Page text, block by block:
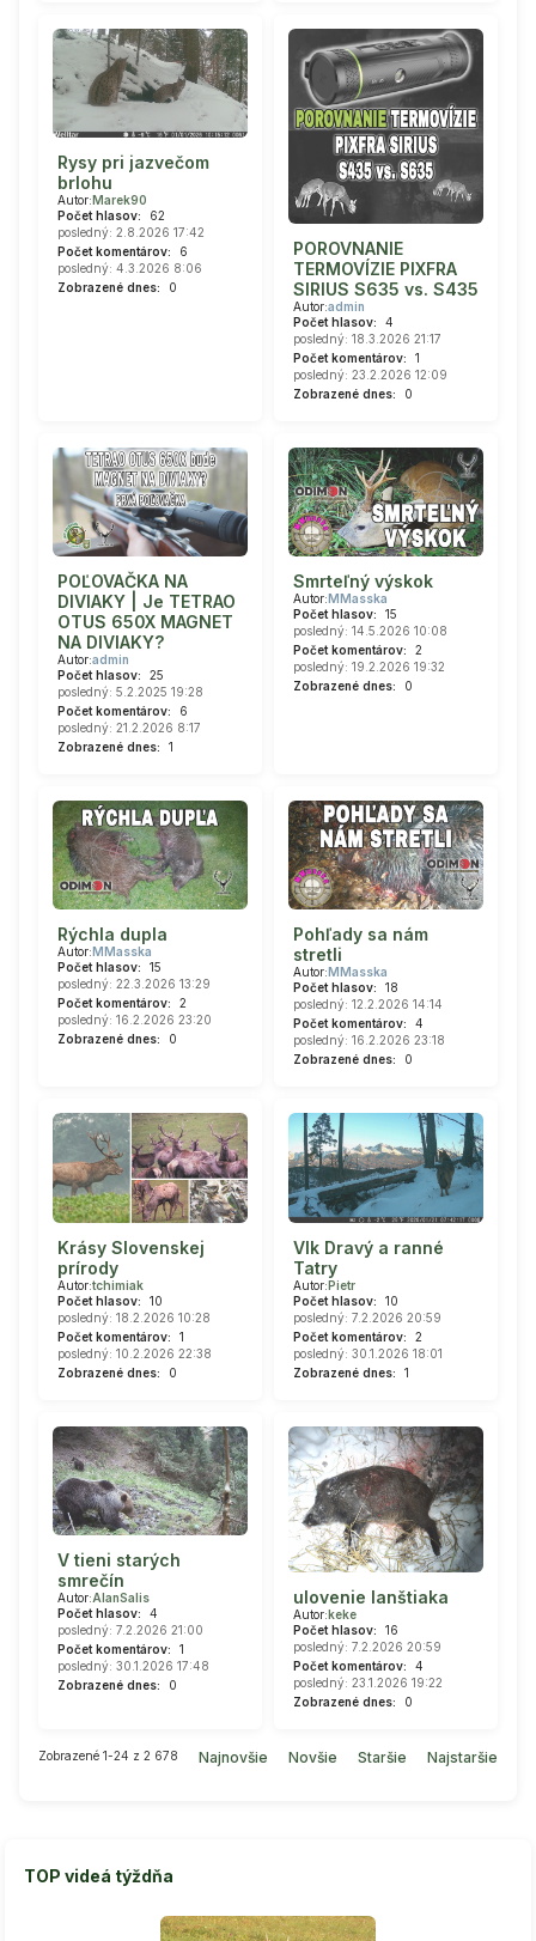
Rysy pri jazvečom
brlohu
Autor: Marek90
Počet hlasov:
62
posledný: 2.8.2026 17:42
Počet komentárov:
6
posledný: 4.3.2026 8:06
Zobrazené dnes:
0
POROVNANIE
TERMOVÍZIE PIXFRA
SIRIUS S635 vs. S435
Autor:admin
Počet hlasov:
4
posledný: 18.3.2026 21:17
Počet komentárov:
1
posledný: 23.2.2026 12:09
Zobrazené dnes:
0
POĽOVAČKA NA
DIVIAKY | Je TETRAO
OTUS 650X MAGNET
NA DIVIAKY?
Autor:admin
Počet hlasov:
25
posledný: 5.2.2025 19:28
Počet komentárov:
6
posledný: 21.2.2026 8:17
Zobrazené dnes:
1
Smrteľný výskok
Autor:MMasska
Počet hlasov:
15
posledný: 14.5.2026 10:08
Počet komentárov:
2
posledný: 19.2.2026 19:32
Zobrazené dnes:
0
Rýchla dupla
Autor: MMasska
Počet hlasov:
15
posledný: 22.3.2026 13:29
Počet komentárov:
2
posledný: 16.2.2026 23:20
Zobrazené dnes:
0
Pohľady sa nám
stretli
Autor: MMasska
Počet hlasov:
18
posledný: 12.2.2026 14:14
Počet komentárov:
4
posledný: 16.2.2026 23:18
Zobrazené dnes:
0
Krásy Slovenskej
prírody
Autor:tchimiak
Počet hlasov:
10
posledný: 18.2.2026 10:28
Počet komentárov:
1
posledný: 10.2.2026 22:38
Zobrazené dnes:
0
Vlk Dravý a ranné
Tatry
Autor:Pietr
Počet hlasov:
10
posledný: 7.2.2026 20:59
Počet komentárov:
2
posledný: 30.1.2026 18:01
Zobrazené dnes:
1
V tieni starých
smrečín
Autor:AlanSalis
Počet hlasov:
4
posledný: 7.2.2026 21:00
Počet komentárov:
1
posledný: 30.1.2026 17:48
Zobrazené dnes:
0
ulovenie lanštiaka
Autor:keke
Počet hlasov:
16
posledný: 7.2.2026 20:59
Počet komentárov:
4
posledný: 23.1.2026 19:22
Zobrazené dnes:
0
Zobrazené 1-24 z 2 678 Najnovšie Novšie Staršie Najstaršie
TOP videá týždňa